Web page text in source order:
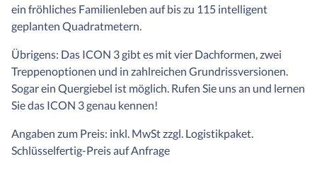
ein fröhliches Familienleben auf bis zu 115 intelligent
geplanten Quadratmetern.
Übrigens: Das ICON 3 gibt es mit vier Dachformen, zwei
Treppenoptionen und in zahlreichen Grundrissversionen.
Sogar ein Quergiebel ist möglich. Rufen Sie uns an und lernen
Sie das ICON 3 genau kennen!
Angaben zum Preis: inkl. MwSt zzgl. Logistikpaket.
Schlüsselfertig-Preis auf Anfrage